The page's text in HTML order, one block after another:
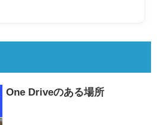
One Driveのある場所